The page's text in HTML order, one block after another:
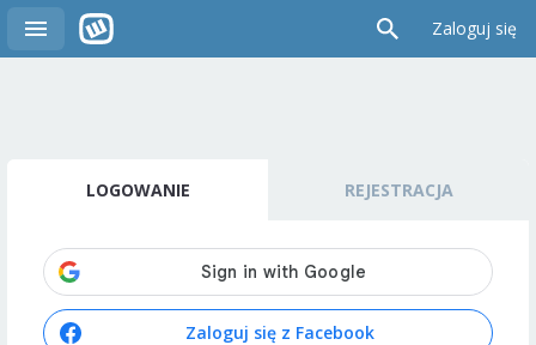
Zaloguj się
LOGOWANIE REJESTRACJA
Zaloguj się z Facebook